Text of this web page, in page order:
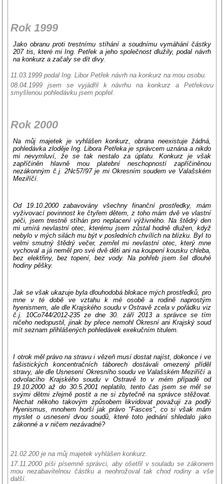
Rok 1999
Jako obranu proti trestnímu stíhání a soudnímu vymáhání částky
207 tis, které mi Ing. Petřek a jeho společnost dlužily, podal návrh
na konkurz a začaly se dít divy.
11.03.1999 podal Ing. Libor Petřek návrh na konkurz na mou osobu.
08.04.1999 jsem se vyjádřil k návrhu na konkurz a Petřekovu
smyšlenou pohledávku jsem popřel.
Rok 2000
Na můj majetek je vyhlášen konkurz, obrana neexistuje žádná,
pohledávka zloděje Ing. Libora Petřeka je správcem uznána a nikdo
mi nevymluví, že se tak nestalo za úplatu. Konkurz je však
zapříčiněn hlavně mou platební neschopností zapříčiněnou
nezákonným č.j. 2Nc57/97 je mi Okresním soudem ve Valašském
Meziříčí.
Od 19.10.2000 zabavovány všechny finanční prostředky, mám
vyživovací povinnost ke čtyřem dětem, z toho mám dvě ve vlastní
péči, jsem trestně stíhán pro neplacení výživného. Na štědrý den
mi umírá nevlastní otec, kterému jsem zůstal hodně dlužen, když
nebylo v mých silách mu být v posledních chvílích na blízku. Byl to
velmi smutný štědrý večer, zemřel mi nevlastní otec, který mne
vychoval a já neměl pro své dvě děti ani na koupení kousku chleba,
bez elektřiny, bez topení, bez vody. Na pohřeb jsem šel dlouhé
hodiny pěšky.
Jak se však ukazuje byla dlouhodobá blokace mých prostředků, pro
mne v té době ve vztahu k mé osobě a rodině naprostým
hyenismem, ale dle Krajského soudu v Ostravě zcela v pořádku viz
č.j. 10Co744/2012-235 ze dne 30. září 2013 a správce se tím
ničeho nedopustil, jinak by přece nemohl Okresní ani Krajský soud
mít seznam přihlášených pohledávek exekučním titulem.
I otrok měl právo na stravu i vězeň musí dostat najíst, dokonce i ve
fašistických koncentračních táborech dostávali omezený příděl
stravy, ale dle Usnesení Okresního soudu ve Valašském Meziříčí a
odvolacího Krajského soudu v Ostravě to v mém případě od
19.10.2000 až do 30.5.2001 neplatilo, tento čas jsem se měl se
svými dětmi zřejmě postit a ne si zbytečně na správce stěžovat.
Nechat někoho takovým způsobem likvidovat považuji za podlý
Hyenismus, mnohem horší jak právo "Fasces", co si však mám
myslet o usnesení dvou soudů, které toto jednání shledalo jako
zákonné a v ničem nezávadné?
21.02.200 je na můj majetek vyhlášen konkurz.
17.11.2000 píši písemně správci, aby ošetřil v souladu se zákonem
mou nezabavitelnou částku a neohrožoval tak chod rodiny a vše
další.